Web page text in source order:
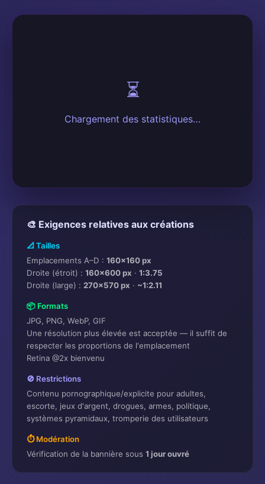
⏳
Chargement des statistiques…
🎨 Exigences relatives aux créations
📐 Tailles
Emplacements A–D : 160×160 px
Droite (étroit) : 160×600 px · 1:3.75
Droite (large) : 270×570 px · ~1:2.11
📦 Formats
JPG, PNG, WebP, GIF
Une résolution plus élevée est acceptée — il suffit de
respecter les proportions de l'emplacement
Retina @2x bienvenu
🚫 Restrictions
Contenu pornographique/explicite pour adultes,
escorte, jeux d'argent, drogues, armes, politique,
systèmes pyramidaux, tromperie des utilisateurs
⏱️ Modération
Vérification de la bannière sous 1 jour ouvré